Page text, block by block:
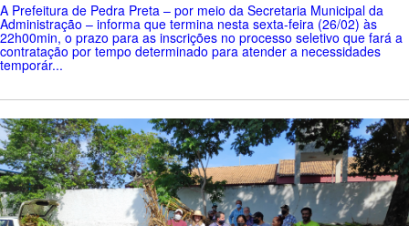
A Prefeitura de Pedra Preta – por meio da Secretaria Municipal da
Administração – informa que termina nesta sexta-feira (26/02) às
22h00min, o prazo para as inscrições no processo seletivo que fará a
contratação por tempo determinado para atender a necessidades
temporár...